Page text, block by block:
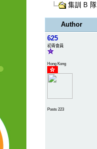
集訓 B 隊
Author
625
初青會員
Hong Kong
Posts 223